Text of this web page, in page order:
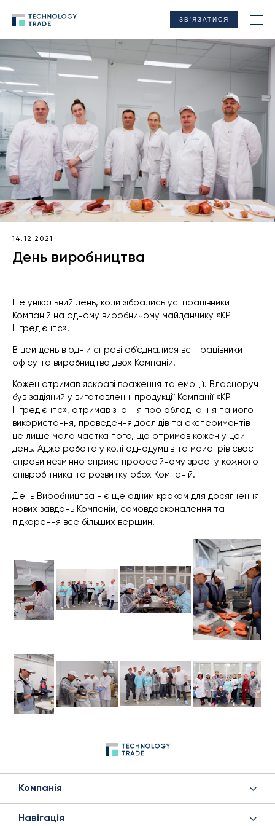
ЗВ'ЯЗАТИСЯ
14.12.2021
День виробництва
Це унікальний день, коли зібрались усі працівники
Компаній на одному виробничому майданчику «КР
Інгредієнтс».
В цей день в одній справі об‘єдналися всі працівники
офісу та виробництва двох Компаній.
Кожен отримав яскраві враження та емоції. Власноруч
був задіяний у виготовленні продукції Компанії «КР
Інгредієнтс», отримав знання про обладнання та його
використання, проведення дослідів та експериментів - і
це лише мала частка того, що отримав кожен у цей
день. Адже робота у колі однодумців та майстрів своєї
справи незмінно сприяє професійному зросту кожного
співробітника та розвитку обох Компаній.
День Виробництва - є ще одним кроком для досягнення
нових завдань Компаній, самовдосконалення та
підкорення все більших вершин!
Компанія
Навігація